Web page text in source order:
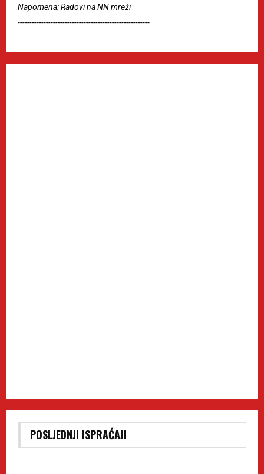
Napomena: Radovi na NN mreži
--------------------------------------------------------
POSLJEDNJI ISPRAĆAJI